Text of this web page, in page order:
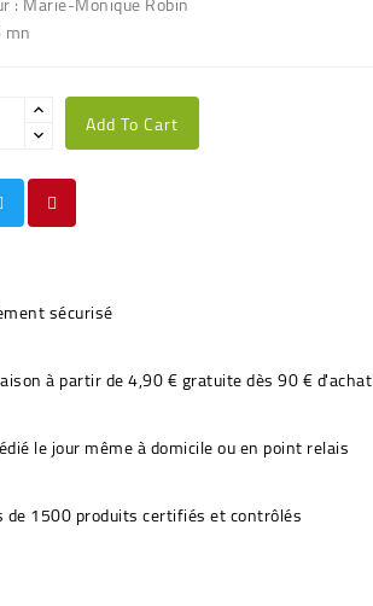
mn
Add To Cart
sécurisé
à partir de 4,90 € gratuite dès 90 € d'achat
le jour même à domicile ou en point relais
de 1500 produits certifiés et contrôlés